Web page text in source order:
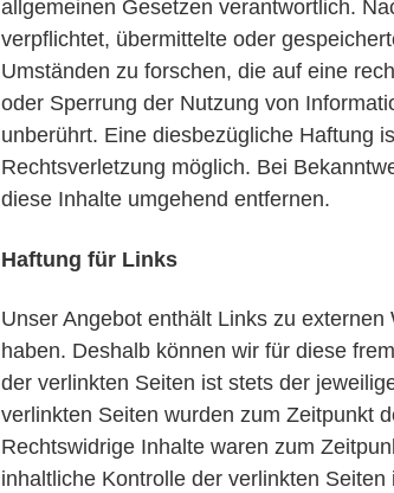
allgemeinen Gesetzen verantwortlich.
verpflichtet, übermittelte oder
Umständen zu forschen, die auf eine
oder Sperrung der Nutzung von
unberührt. Eine diesbezügliche Haftung
Rechtsverletzung möglich. Bei
diese Inhalte umgehend entfernen.
Haftung für Links
Unser Angebot enthält Links zu
haben. Deshalb können wir für diese
der verlinkten Seiten ist stets der
verlinkten Seiten wurden zum Zeitpunkt
Rechtswidrige Inhalte waren zum
inhaltliche Kontrolle der verlinkten